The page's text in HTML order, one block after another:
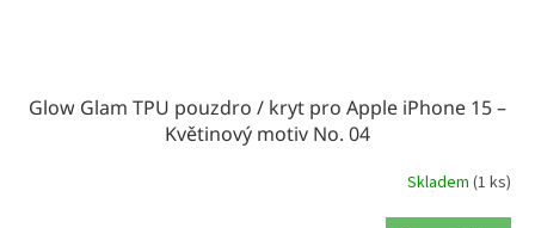
Glow Glam TPU pouzdro / kryt pro Apple iPhone 15 –
Květinový motiv No. 04
Skladem (1 ks)